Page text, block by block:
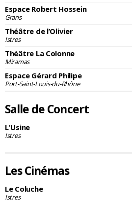
Espace Robert Hossein
Grans
Théâtre de l’Olivier
Istres
Théâtre La Colonne
Miramas
Espace Gérard Philipe
Port-Saint-Louis-du-Rhône
Salle de Concert
L'Usine
Istres
Les Cinémas
Le Coluche
Istres